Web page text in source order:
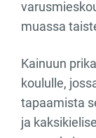
muassa
Kainuun
koululle,
tapaamista
ja